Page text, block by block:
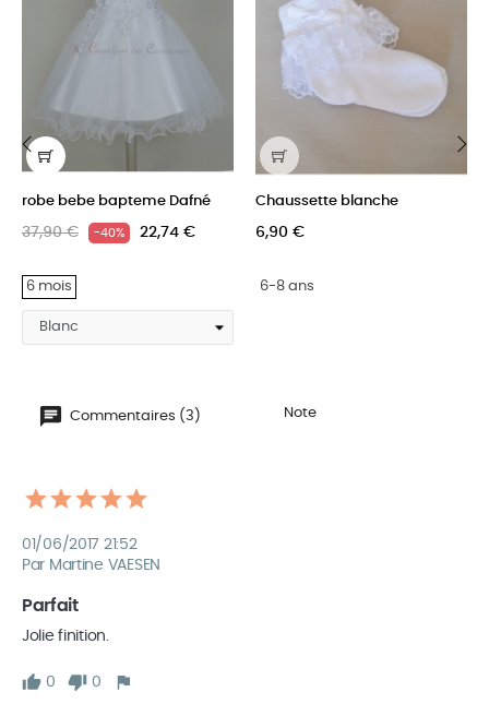
robe bebe bapteme Dafné
37,90 € -40% 22,74 €
6 mois
Chaussette blanche
6,90 €
6-8 ans
Commentaires (3) Note
01/06/2017 21:52
Par Martine VAESEN
Parfait
Jolie finition.
0 0